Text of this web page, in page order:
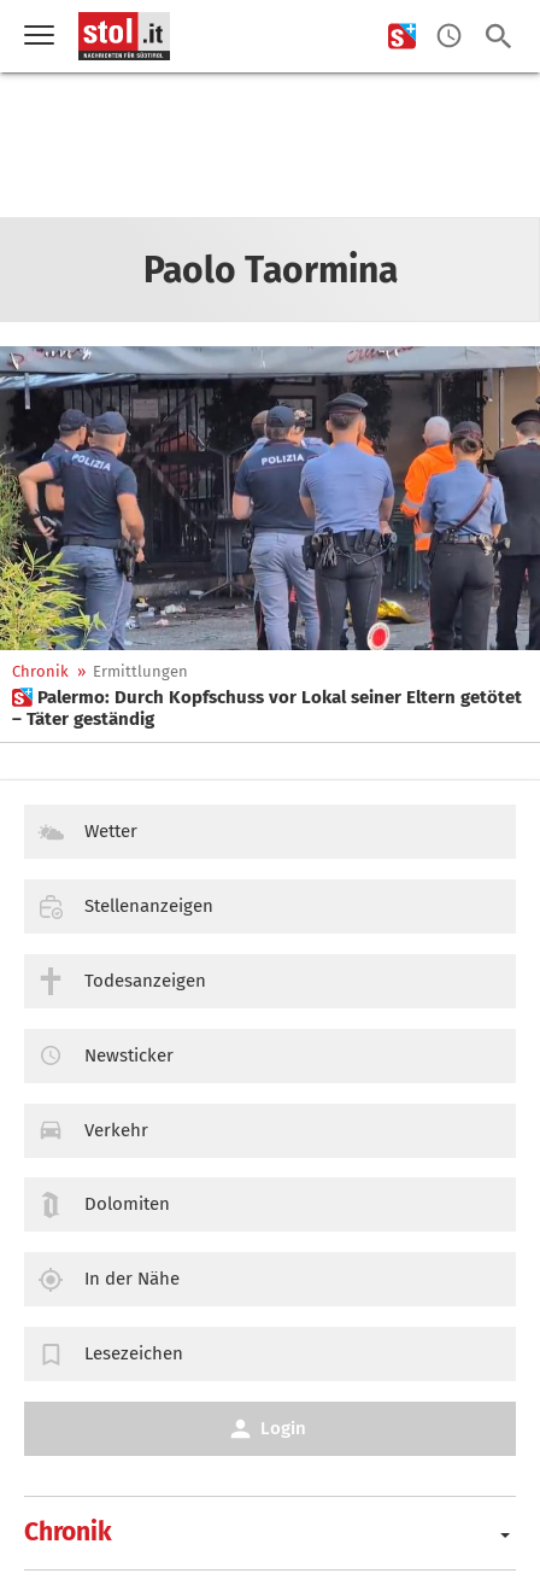
Paolo Taormina
Chronik » Ermittlungen
 Palermo: Durch Kopfschuss vor Lokal seiner Eltern getötet
– Täter geständig
Chronik
Wetter
Stellenanzeigen
Todesanzeigen
Newsticker
Verkehr
Dolomiten
In der Nähe
Lesezeichen
Login